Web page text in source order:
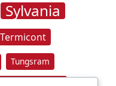
Sylvania
Termicont
Tungsram